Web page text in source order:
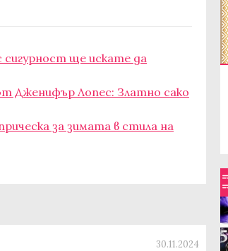
сигурност ще искате да
Дженифър Лопес: Златно сако
за зимата в стила на
30.11.2024